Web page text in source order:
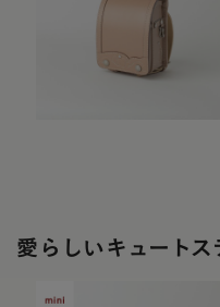
愛らしいキュートス